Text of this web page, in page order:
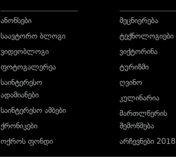
ანონსები
საავტორო ბლოგი
ვიდეობლოგი
ფოტოგალერეა
საინტერესო
ადამიანები
საინტერესო ამბები
ქრონიკები
ოქროს ფონდი
მეცნიერება
ტექნოლოგიები
ვიქტორინა
ტურიზმი
ღვინო
კულინარია
მართლწერის
შემოწმება
არჩევნები 2018